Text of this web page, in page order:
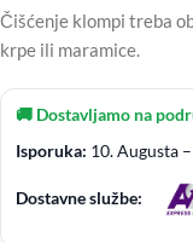
Čišćenje klompi treba
krpe ili maramice.
🚚 Dostavljamo na
Isporuka: 10. Augusta
Dostavne službe: